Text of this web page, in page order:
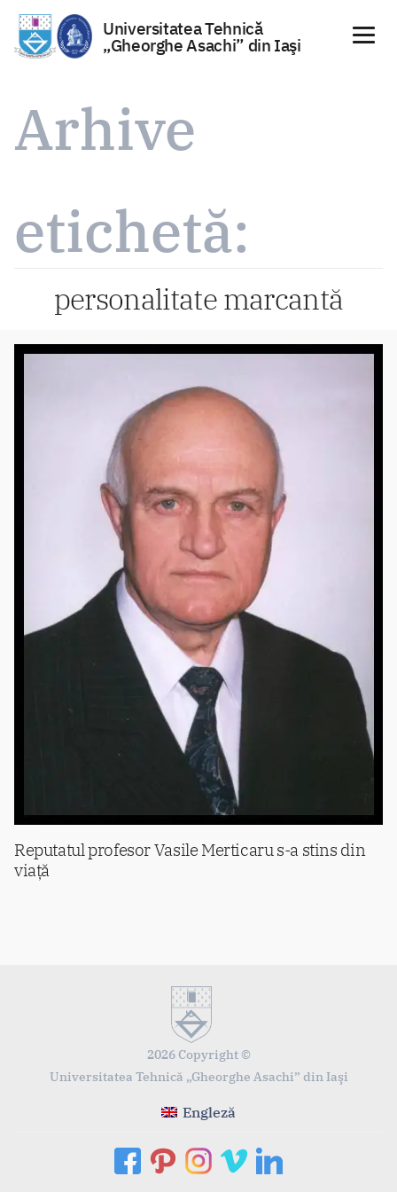
conținut
Universitatea Tehnică
„Gheorghe Asachi” din Iaşi
Arhive
etichetă:
personalitate marcantă
Reputatul profesor Vasile Merticaru s-a stins din
viață
2026 Copyright ©
Universitatea Tehnică „Gheorghe Asachi” din Iaşi
Engleză